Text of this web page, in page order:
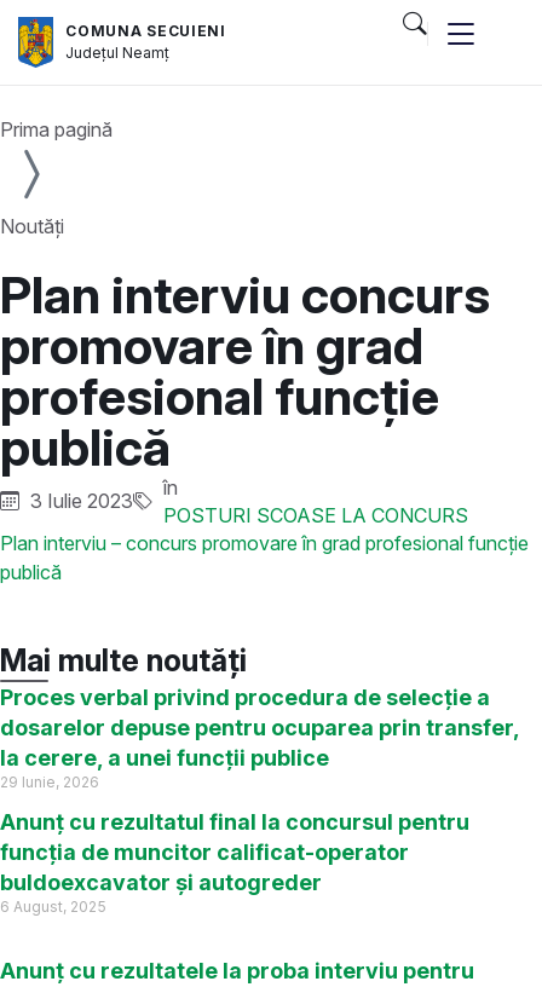
COMUNA SECUIENI
JudețulNeamț
Prima pagină
Noutăți
Plan interviu concurs
promovare în grad
profesional funcție
publică
3 Iulie 2023
în
POSTURI SCOASE LA CONCURS
Plan interviu – concurs promovare în grad profesional funcție
publică
Mai multe noutăți
Proces verbal privind procedura de selecție a
dosarelor depuse pentru ocuparea prin transfer,
la cerere, a unei funcții publice
29 Iunie, 2026
Anunț cu rezultatul final la concursul pentru
funcția de muncitor calificat-operator
buldoexcavator și autogreder
6 August, 2025
Anunț cu rezultatele la proba interviu pentru